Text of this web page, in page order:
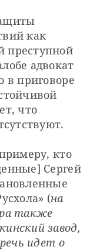
как
преступной
адвокат
в приговоре
что
кто
Сергей
(на
также
завод,
идет о